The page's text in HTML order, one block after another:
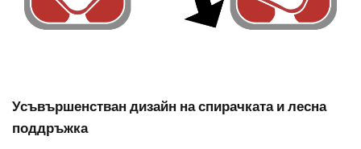
Усъвършенстван дизайн на спирачката и лесна
поддръжка